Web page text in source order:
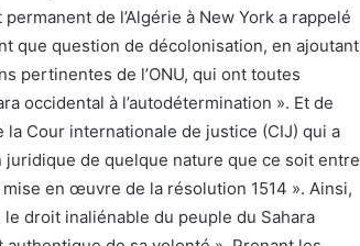
de l’Algérie à New York a rappelé
que question de décolonisation, en ajoutant
pertinentes de l’ONU, qui ont toutes
occidental à l’autodétermination ». Et de
la Cour internationale de justice (CIJ) qui a
juridique de quelque nature que ce soit entre
en œuvre de la résolution 1514 ». Ainsi,
droit inaliénable du peuple du Sahara